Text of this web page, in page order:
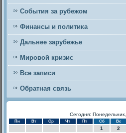
События за рубежом
Финансы и политика
Дальнее зарубежье
Мировой кризис
Все записи
Обратная связь
Сегодня:
Пн Вт Ср Чт Пт Сб Вс
1
2